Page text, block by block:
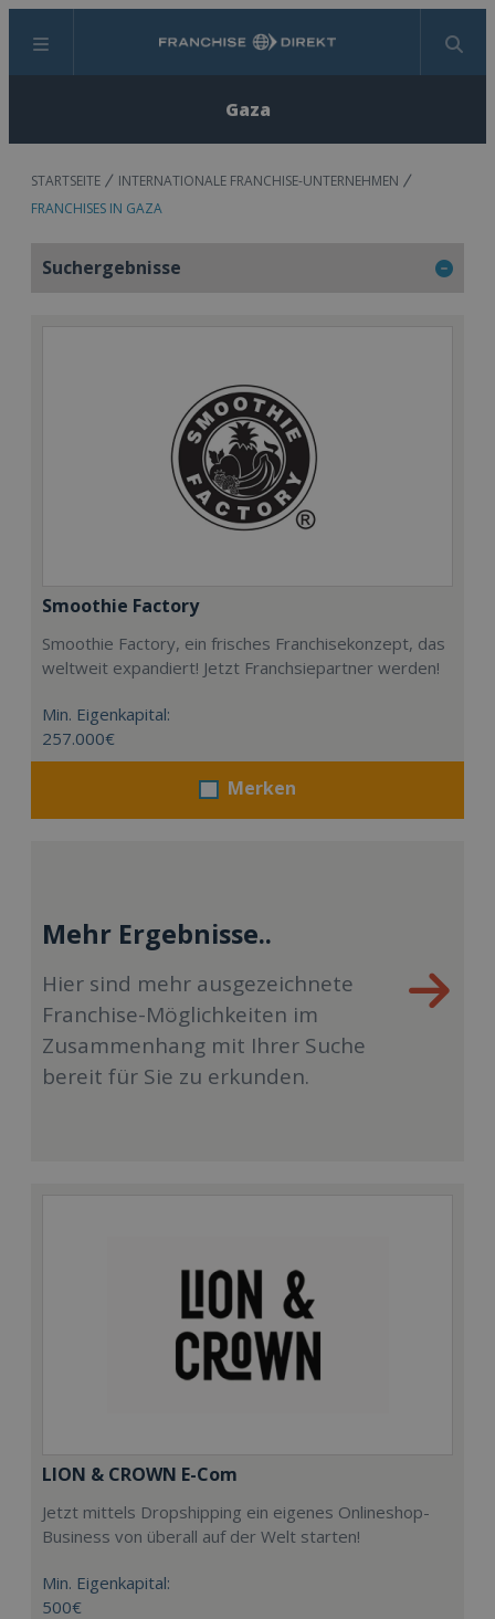
Menü Suchen
Gaza
STARTSEITE
INTERNATIONALE FRANCHISE-UNTERNEHMEN
FRANCHISES IN GAZA
Suchergebnisse
Smoothie Factory
Smoothie Factory, ein frisches Franchisekonzept, das
weltweit expandiert! Jetzt Franchsiepartner werden!
Min. Eigenkapital:
257.000€
Merken
Mehr Ergebnisse..
Hier sind mehr ausgezeichnete
Franchise-Möglichkeiten im
Zusammenhang mit Ihrer Suche
bereit für Sie zu erkunden.
LION & CROWN E-Com
Jetzt mittels Dropshipping ein eigenes Onlineshop-
Business von überall auf der Welt starten!
Min. Eigenkapital:
500€